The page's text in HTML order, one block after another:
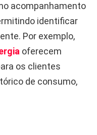
acompanhamento
identificar
Por exemplo,
oferecem
os clientes
de consumo,